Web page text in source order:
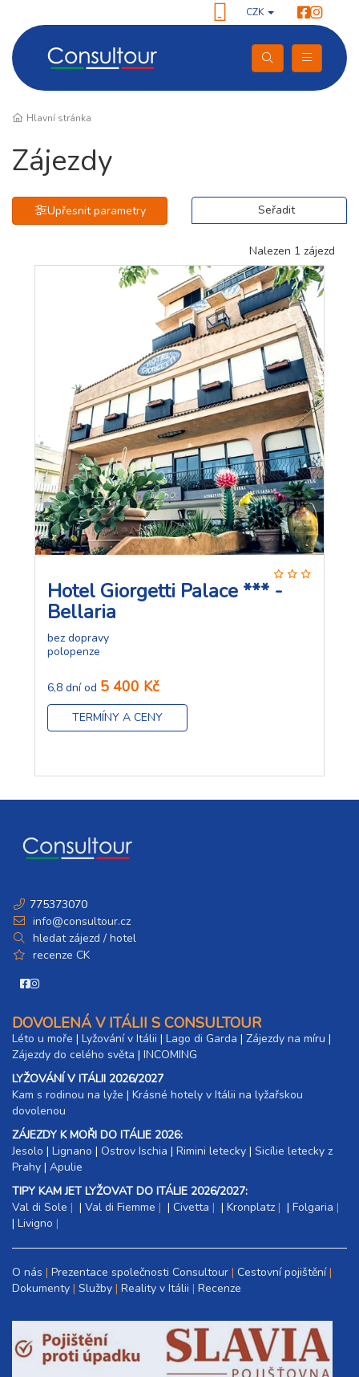
CZK
Hlavní stránka
Zájezdy
Upřesnit parametry Seřadit
Nalezen 1 zájezd
Hotel Giorgetti Palace *** -
Bellaria
bez dopravy
polopenze
6,8 dní od 5 400 Kč
TERMÍNY A CENY
775373070
info@consultour.cz
hledat zájezd / hotel
recenze CK
DOVOLENÁ V ITÁLII S CONSULTOUR
Léto u moře | Lyžování v Itálii | Lago di Garda | Zájezdy na míru |
Zájezdy do celého světa | INCOMING
LYŽOVÁNÍ V ITÁLII 2026/2027
Kam s rodinou na lyže |​ Krásné hotely v Itálii na lyžařskou
dovolenou
ZÁJEZDY K MOŘI DO ITÁLIE 2026:
Jesolo | Lignano | Ostrov Ischia | Rimini letecky | Sicílie letecky z
Prahy | Apulie
TIPY KAM JET LYŽOVAT DO ITÁLIE 2026/2027:
Val di Sole
| Val di Fiemme | Civetta | Kronplatz | Folgaria
| Livigno
O nás Prezentace společnosti Consultour Cestovní pojištění
Dokumenty Služby Reality v Itálii Recenze